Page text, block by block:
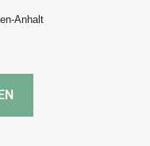
Anhalt